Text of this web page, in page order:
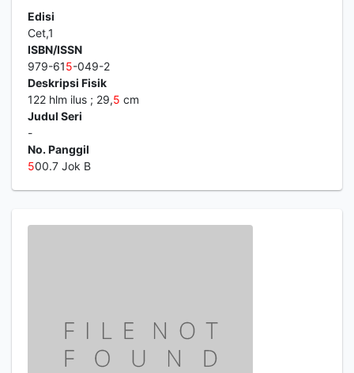
Edisi
Cet,1
ISBN/ISSN
979-615-049-2
Deskripsi Fisik
122 hlm ilus ; 29,5 cm
Judul Seri
-
No. Panggil
500.7 Jok B